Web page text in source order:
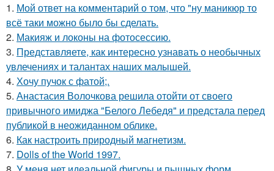
1. Мой ответ на комментарий о том, что "ну маникюр то
всё таки можно было бы сделать.
2. Макияж и локоны на фотосессию.
3. Представляете, как интересно узнавать о необычных
увлечениях и талантах наших малышей.
4. Хочу пучок с фатой;.
5. Анастасия Волочкова решила отойти от своего
привычного имиджа "Белого Лебедя" и предстала перед
публикой в неожиданном облике.
6. Как настроить природный магнетизм.
7. Dolls of the World 1997.